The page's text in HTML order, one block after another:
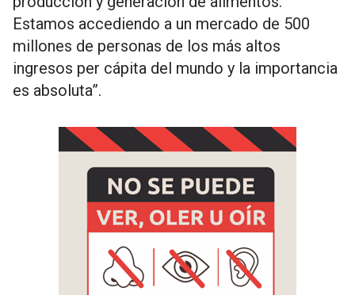
Estamos accediendo a un mercado de 500
millones de personas de los más altos
ingresos per cápita del mundo y la importancia
es absoluta”.